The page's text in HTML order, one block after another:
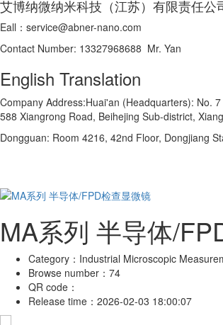
艾博纳微纳米科技（江苏）有限责任公
Eall：service@abner-nano.com
Contact Number: 13327968688 Mr. Yan
English Translation
Company Address:Huai'an (Headquarters): No.
588 Xiangrong Road, Beihejing Sub-district,
Dongguan: Room 4216, 42nd Floor, Dongjiang
MA系列 半导体/
Category： Industrial Microscopic
Browse number： 74
QR code：
Release time： 2026-02-03 18:00:07